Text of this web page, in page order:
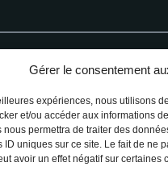
Gérer le consentement
expériences, nous utilisons
et/ou accéder aux informations
nous permettra de traiter des
ID uniques sur ce site. Le fait de ne
avoir un effet négatif sur certaines
76 64 90